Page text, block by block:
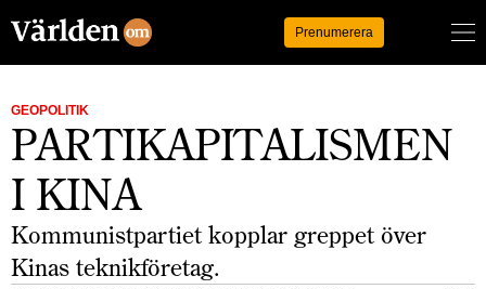
Prenumerera
GEOPOLITIK
PARTIKAPITALISMEN
I KINA
Kommunistpartiet kopplar greppet över
Kinas teknikföretag.